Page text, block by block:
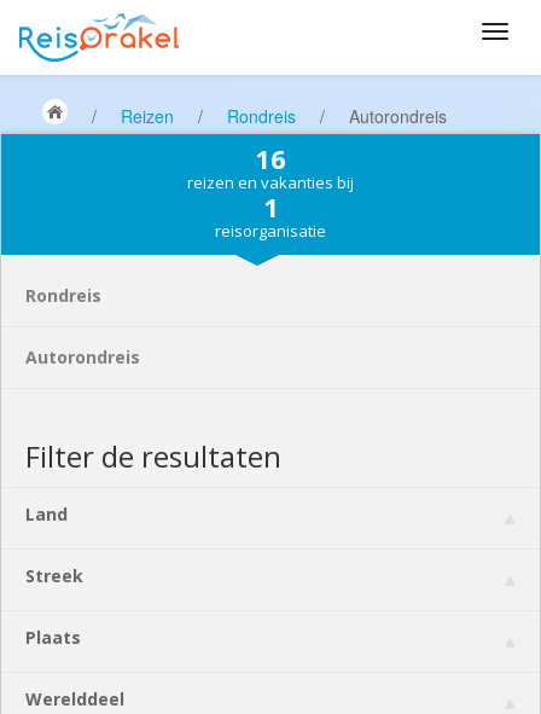
/ Reizen / Rondreis / Autorondreis
16
reizen en vakanties bij
1
reisorganisatie
Rondreis
Autorondreis
Filter de resultaten
Land
Streek
Plaats
Werelddeel